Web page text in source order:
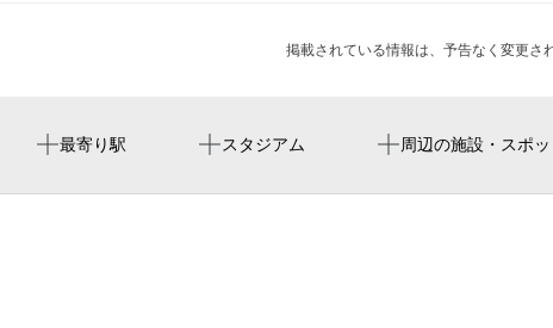
掲載されている情報は、予告なく変更さ
最寄り駅 スタジアム 周辺の施設・スポッ
駒沢大学駅
駒沢オリンピック公園総合運動場
haku studio 「w」／「suns」
稲荷神社
周辺にイベントが見つかりませんでした。